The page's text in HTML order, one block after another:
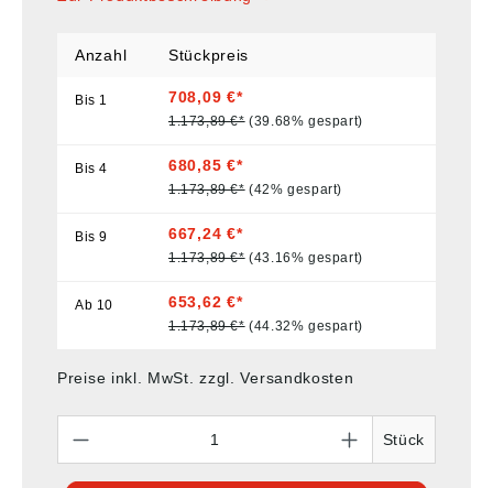
Anzahl Stückpreis
Bis 1 708,09 €*
1.173,89 €* (39.68% gespart)
Bis4 680,85 €*
1.173,89 €* (42% gespart)
Bis9 667,24 €*
1.173,89 €* (43.16% gespart)
Ab 10 653,62 €*
1.173,89 €* (44.32% gespart)
Preise inkl. MwSt. zzgl. Versandkosten
Stück